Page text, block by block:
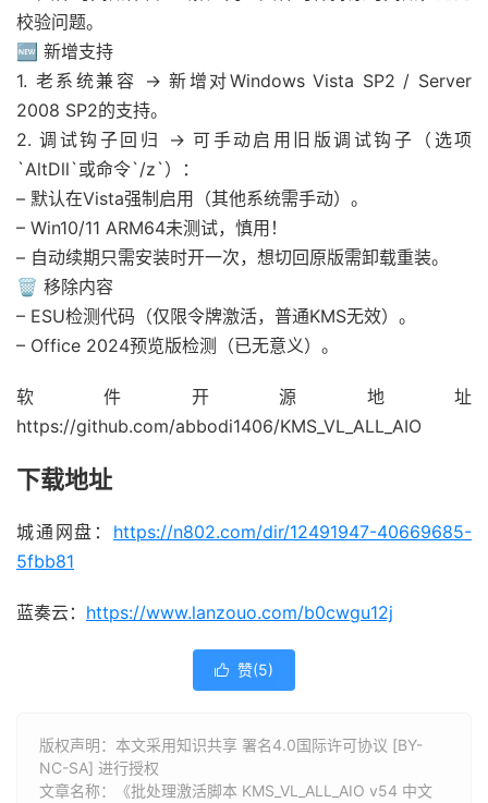
校验问题。
🆕 新增支持
1. 老系统兼容 → 新增对Windows Vista SP2 / Server
2008 SP2的支持。
2. 调试钩子回归 → 可手动启用旧版调试钩子（选项
`AltDll`或命令`/z`）：
– 默认在Vista强制启用（其他系统需手动）。
– Win10/11 ARM64未测试，慎用！
– 自动续期只需安装时开一次，想切回原版需卸载重装。
🗑️ 移除内容
– ESU检测代码（仅限令牌激活，普通KMS无效）。
– Office 2024预览版检测（已无意义）。
软件开源地址
https://github.com/abbodi1406/KMS_VL_ALL_AIO
下载地址
城通网盘： https://n802.com/dir/12491947-40669685-
5fbb81
蓝奏云： https://www.lanzouo.com/b0cwgu12j
 赞(5)
版权声明：本文采用知识共享 署名4.0国际许可协议 [BY-
NC-SA] 进行授权
文章名称：《批处理激活脚本 KMS_VL_ALL_AIO v54 中文